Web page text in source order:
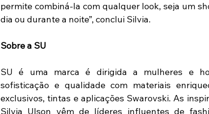
permite combiná-la com qualquer look, seja um
dia ou durante a noite”, conclui Silvia.
Sobre a SU
SU é uma marca é dirigida a mulheres e
sofisticação e qualidade com materiais
exclusivos, tintas e aplicações Swarovski. As
Silvia Ulson vêm de líderes influentes de